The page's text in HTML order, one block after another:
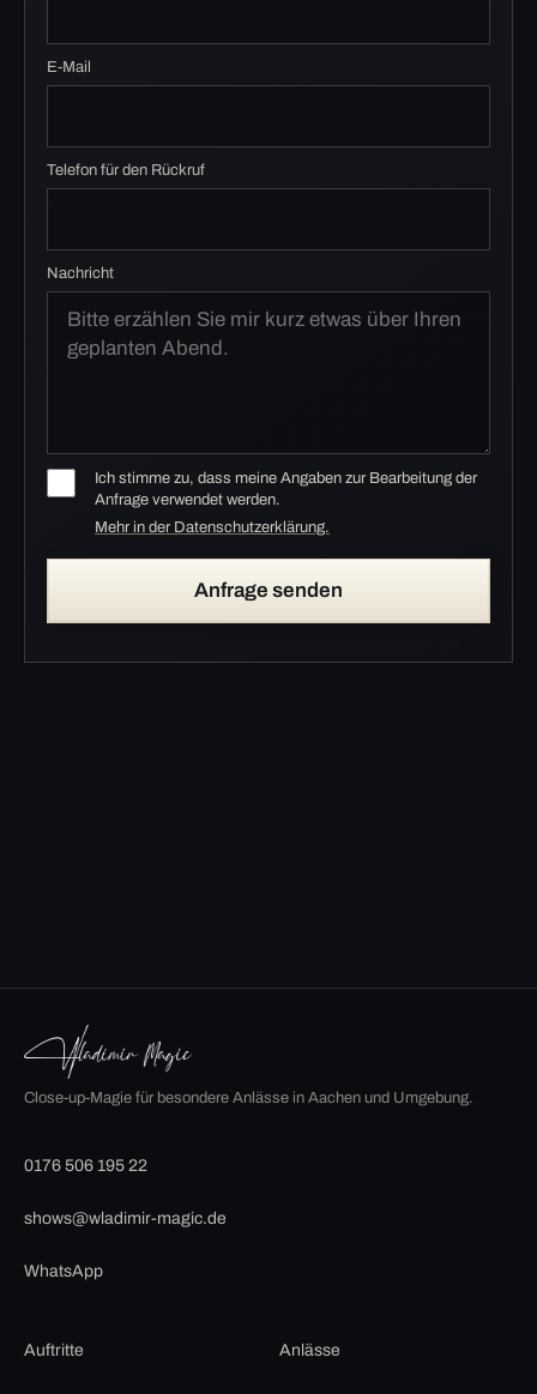
E-Mail
Telefon für den Rückruf
Nachricht
Ich stimme zu, dass meine Angaben zur Bearbeitung der
Anfrage verwendet werden.
Mehr in der Datenschutzerklärung.
Anfrage senden
Close-up-Magie für besondere Anlässe in Aachen und Umgebung.
0176 506 195 22
shows@wladimir-magic.de
WhatsApp
Auftritte Anlässe